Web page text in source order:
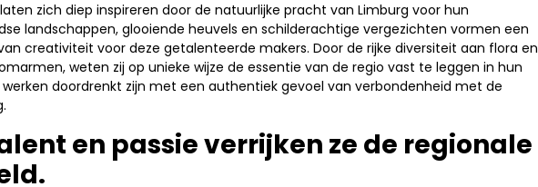
zich diep inspireren door de natuurlijke pracht van Limburg voor hun
landschappen, glooiende heuvels en schilderachtige vergezichten vormen een
creativiteit voor deze getalenteerde makers. Door de rijke diversiteit aan flora en
weten zij op unieke wijze de essentie van de regio vast te leggen in hun
doordrenkt zijn met een authentiek gevoel van verbondenheid met de
en passie verrijken ze de regionale